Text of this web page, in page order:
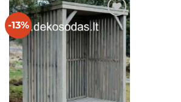
-13% Mėgstamiausias